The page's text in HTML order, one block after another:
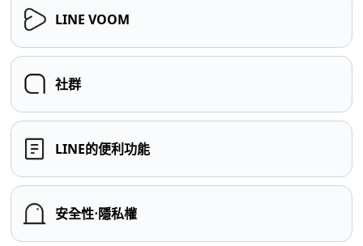
LINE VOOM
社群
LINE的便利功能
安全性⋅隱私權